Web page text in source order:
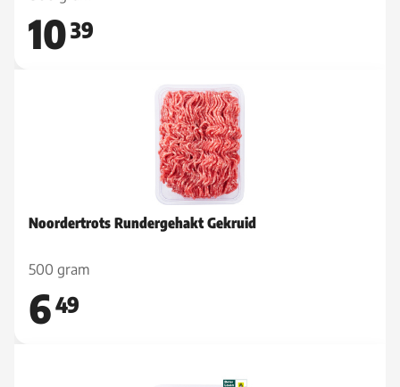
1039
Noordertrots Rundergehakt Gekruid
500 gram
649